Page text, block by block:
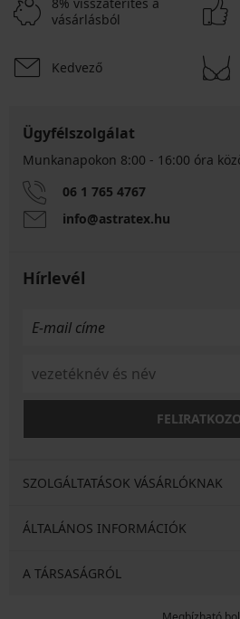
vásárlásból
Kedvező
Ügyfélszolgálat
Munkanapokon 8:00 - 16:00 óra
06 1 765 4767
info@astratex.hu
Hírlevél
SZOLGÁLTATÁSOK VÁSÁRLÓKNAK
ÁLTALÁNOS INFORMÁCIÓK
A TÁRSASÁGRÓL